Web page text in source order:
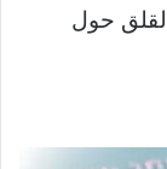
حول